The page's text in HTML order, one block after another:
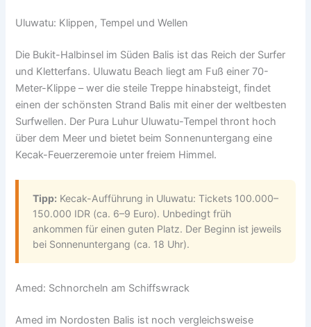
Uluwatu: Klippen, Tempel und Wellen
Die Bukit-Halbinsel im Süden Balis ist das Reich der Surfer
und Kletterfans. Uluwatu Beach liegt am Fuß einer 70-
Meter-Klippe – wer die steile Treppe hinabsteigt, findet
einen der schönsten Strand Balis mit einer der weltbesten
Surfwellen. Der Pura Luhur Uluwatu-Tempel thront hoch
über dem Meer und bietet beim Sonnenuntergang eine
Kecak-Feuerzeremoie unter freiem Himmel.
Tipp: Kecak-Aufführung in Uluwatu: Tickets 100.000–
150.000 IDR (ca. 6–9 Euro). Unbedingt früh
ankommen für einen guten Platz. Der Beginn ist jeweils
bei Sonnenuntergang (ca. 18 Uhr).
Amed: Schnorcheln am Schiffswrack
Amed im Nordosten Balis ist noch vergleichsweise